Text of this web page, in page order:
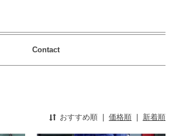
Contact
おすすめ順 価格順 新着順